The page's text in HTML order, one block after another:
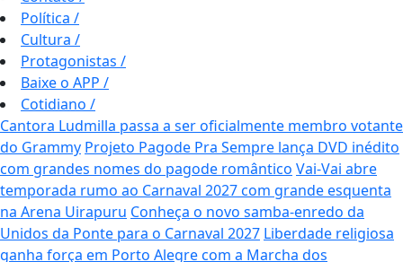
Política /
Cultura /
Protagonistas /
Baixe o APP /
Cotidiano /
Cantora Ludmilla passa a ser oficialmente membro votante
do Grammy Projeto Pagode Pra Sempre lança DVD inédito
com grandes nomes do pagode romântico Vai-Vai abre
temporada rumo ao Carnaval 2027 com grande esquenta
na Arena Uirapuru Conheça o novo samba-enredo da
Unidos da Ponte para o Carnaval 2027 Liberdade religiosa
ganha força em Porto Alegre com a Marcha dos